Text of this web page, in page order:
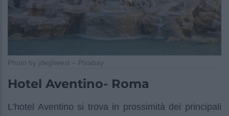
Photo by jdegheest – Pixabay
Hotel Aventino- Roma
L’hotel Aventino si trova in prossimità dei principali